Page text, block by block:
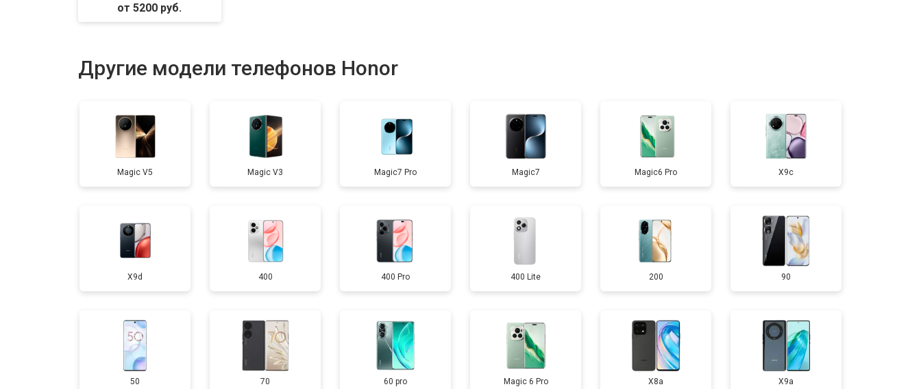
Замена аккумулятора
Замена кнопки включения
Ремонт динамика от 60 мин от 1400 ₽ Заказать
от 5200 руб.
Другие модели телефонов Honor
Magic V5 Magic V3 Magic7 Pro Magic7 Magic6 Pro X9c
X9d 400 400 Pro 400 Lite 200 90
50 70 60 pro Magic 6 Pro X8a X9a